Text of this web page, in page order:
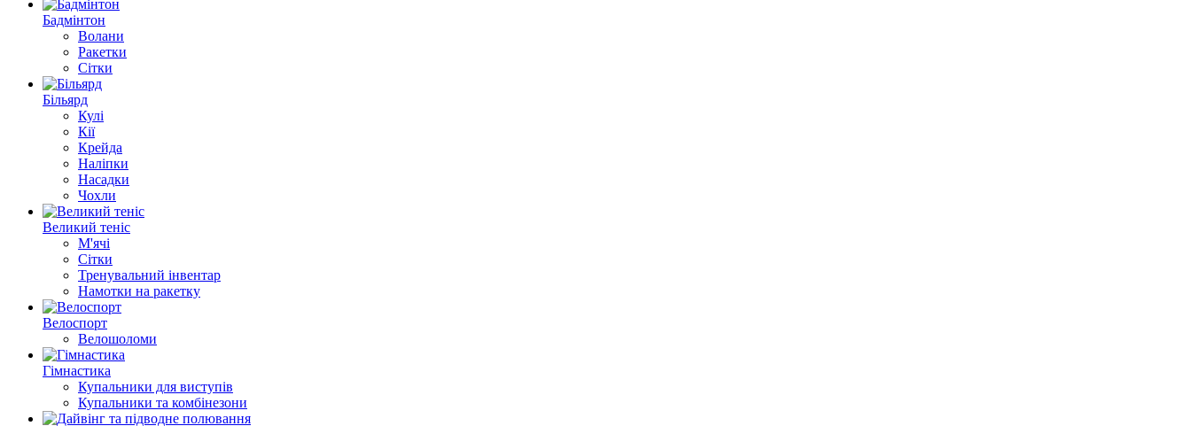
Бадмінтон
Волани
Ракетки
Сітки
Більярд
Кулі
Кії
Крейда
Наліпки
Насадки
Чохли
Великий теніс
М'ячі
Сітки
Тренувальний інвентар
Намотки на ракетку
Велоспорт
Велошоломи
Гімнастика
Купальники для виступів
Купальники та комбінезони